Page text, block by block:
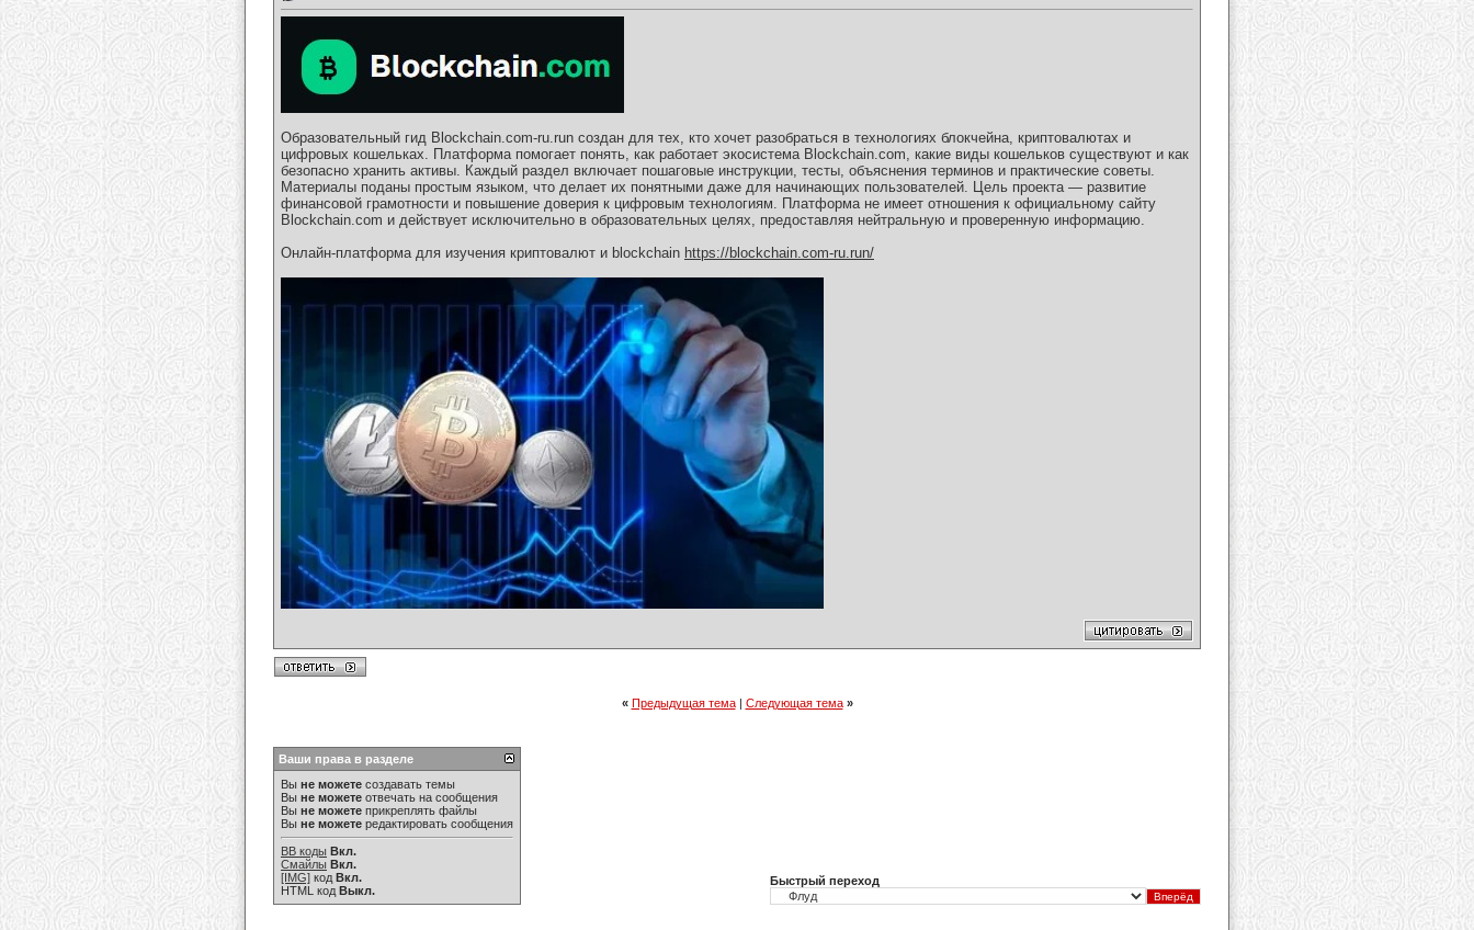
Образовательный гид Blockchain.com-ru.run создан для тех, кто хочет разобраться в технологиях блокчейна, криптовалютах и
цифровых кошельках. Платформа помогает понять, как работает экосистема Blockchain.com, какие виды кошельков существуют и как
безопасно хранить активы. Каждый раздел включает пошаговые инструкции, тесты, объяснения терминов и практические советы.
Материалы поданы простым языком, что делает их понятными даже для начинающих пользователей. Цель проекта — развитие
финансовой грамотности и повышение доверия к цифровым технологиям. Платформа не имеет отношения к официальному сайту
Blockchain.com и действует исключительно в образовательных целях, предоставляя нейтральную и проверенную информацию.
Онлайн-платформа для изучения криптовалют и blockchain https://blockchain.com-ru.run/
« Предыдущая тема| Следующая тема »
Ваши права в разделе
Вы не можете создавать темы
Вы не можете отвечать на сообщения
Вы не можете прикреплять файлы
Вы не можете редактировать сообщения
BB коды Вкл.
Смайлы Вкл.
[IMG] код Вкл.
HTML код Выкл.
Быстрый переход